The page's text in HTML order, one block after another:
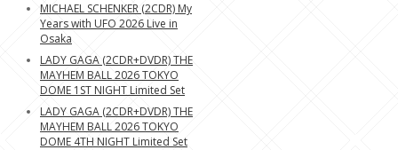
MICHAEL SCHENKER (2CDR) My
Years with UFO 2026 Live in
Osaka
LADY GAGA (2CDR+DVDR) THE
MAYHEM BALL 2026 TOKYO
DOME 1ST NIGHT Limited Set
LADY GAGA (2CDR+DVDR) THE
MAYHEM BALL 2026 TOKYO
DOME 4TH NIGHT Limited Set